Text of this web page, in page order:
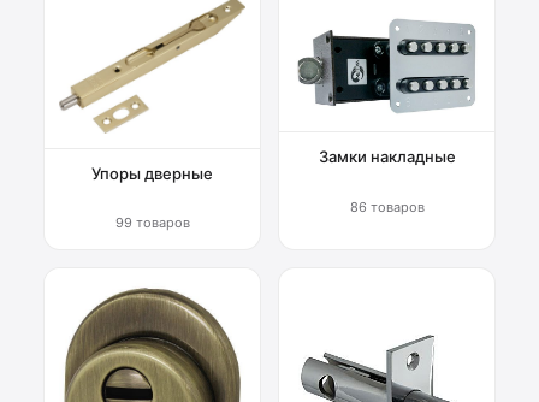
Упоры дверные
99 товаров
Замки накладные
86 товаров